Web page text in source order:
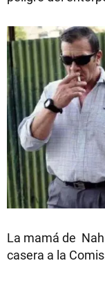
La mamá de
casera a la